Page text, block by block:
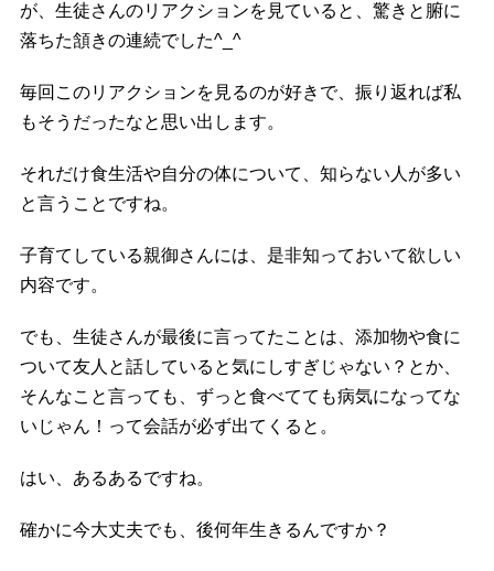
が、生徒さんのリアクションを見ていると、驚きと腑に
落ちた頷きの連続でした^_^
毎回このリアクションを見るのが好きで、振り返れば私
もそうだったなと思い出します。
それだけ食生活や自分の体について、知らない人が多い
と言うことですね。
子育てしている親御さんには、是非知っておいて欲しい
内容です。
でも、生徒さんが最後に言ってたことは、添加物や食に
ついて友人と話していると気にしすぎじゃない？とか、
そんなこと言っても、ずっと食べてても病気になってな
いじゃん！って会話が必ず出てくると。
はい、あるあるですね。
確かに今大丈夫でも、後何年生きるんですか？